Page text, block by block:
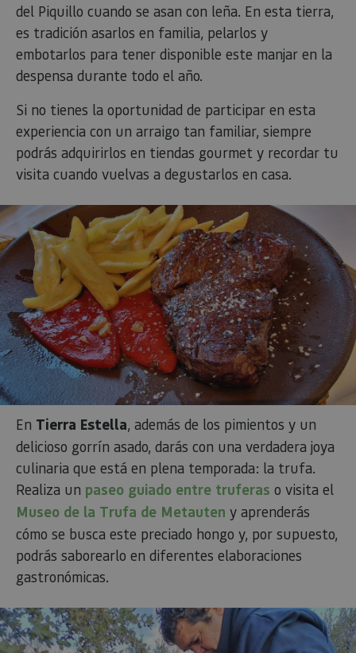
del Piquillo cuando se asan con leña. En esta tierra,
es tradición asarlos en familia, pelarlos y
embotarlos para tener disponible este manjar en la
despensa durante todo el año.
Si no tienes la oportunidad de participar en esta
experiencia con un arraigo tan familiar, siempre
podrás adquirirlos en tiendas gourmet y recordar tu
visita cuando vuelvas a degustarlos en casa.
En Tierra Estella, además de los pimientos y un
delicioso gorrín asado, darás con una verdadera joya
culinaria que está en plena temporada: la trufa.
Realiza un paseo guiado entre truferas o visita el
Museo de la Trufa de Metauten y aprenderás
cómo se busca este preciado hongo y, por supuesto,
podrás saborearlo en diferentes elaboraciones
gastronómicas.